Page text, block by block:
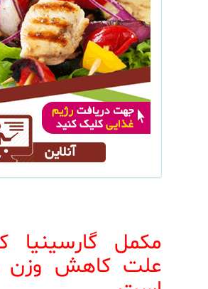
مکمل گارسینیا
علت کاهش وزن